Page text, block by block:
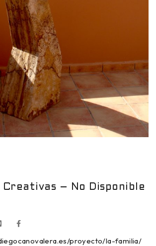
Creativas – No Disponible
proyecto/la-familia/